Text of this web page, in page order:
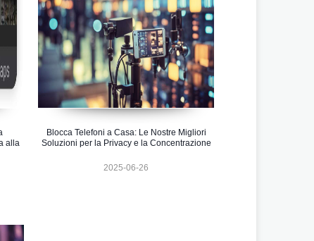
alla
Blocca Telefoni a Casa: Le Nostre Migliori
Soluzioni per la Privacy e la Concentrazione
2025-06-26